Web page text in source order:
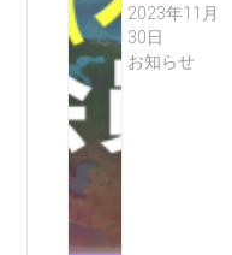
2023年11月
30日
お知らせ